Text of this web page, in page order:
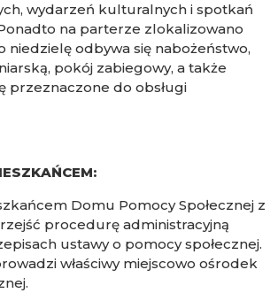
wydarzeń kulturalnych i spotkań
na parterze zlokalizowano
niedzielę odbywa się nabożeństwo,
pokój zabiegowy, a także
przeznaczone do obsługi
Domu Pomocy Społecznej z
procedurę administracyjną
ustawy o pomocy społecznej.
właściwy miejscowo ośrodek